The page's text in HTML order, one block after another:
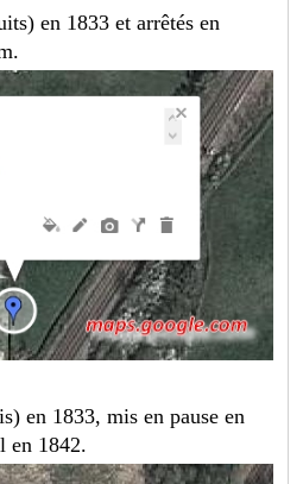
en 1833 et arrêtés en
en 1833, mis en pause en
en 1842.